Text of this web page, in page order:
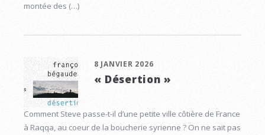
montée des (…)
8 JANVIER 2026
« Désertion »
Comment Steve passe-t-il d’une petite ville côtière de France
à Raqqa, au coeur de la boucherie syrienne ? On ne sait pas